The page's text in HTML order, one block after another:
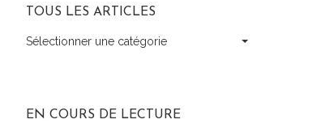
TOUS LES ARTICLES
Tous
Sélectionner une catégorie
EN COURS DE LECTURE